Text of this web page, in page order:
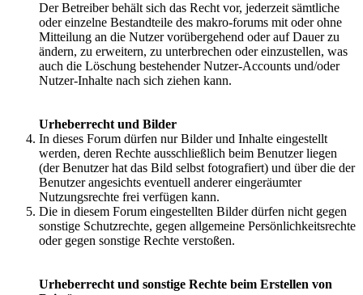
Der Betreiber behält sich das Recht vor, jederzeit sämtliche
oder einzelne Bestandteile des makro-forums mit oder ohne
Mitteilung an die Nutzer vorübergehend oder auf Dauer zu
ändern, zu erweitern, zu unterbrechen oder einzustellen, was
auch die Löschung bestehender Nutzer-Accounts und/oder
Nutzer-Inhalte nach sich ziehen kann.
Urheberrecht und Bilder
In dieses Forum dürfen nur Bilder und Inhalte eingestellt
werden, deren Rechte ausschließlich beim Benutzer liegen
(der Benutzer hat das Bild selbst fotografiert) und über die der
Benutzer angesichts eventuell anderer eingeräumter
Nutzungsrechte frei verfügen kann.
Die in diesem Forum eingestellten Bilder dürfen nicht gegen
sonstige Schutzrechte, gegen allgemeine Persönlichkeitsrechte
oder gegen sonstige Rechte verstoßen.
Urheberrecht und sonstige Rechte beim Erstellen von